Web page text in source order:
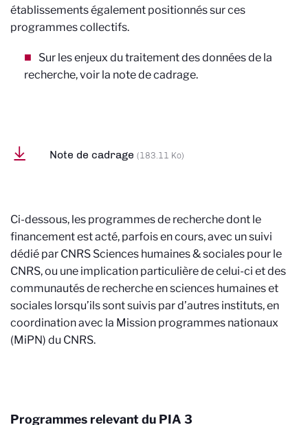
établissements également positionnés sur ces
programmes collectifs.
Sur les enjeux du traitement des données de la
recherche, voir la note de cadrage.
Note de cadrage (183.11 Ko)
Ci-dessous, les programmes de recherche dont le
financement est acté, parfois en cours, avec un suivi
dédié par CNRS Sciences humaines & sociales pour le
CNRS, ou une implication particulière de celui-ci et des
communautés de recherche en sciences humaines et
sociales lorsqu’ils sont suivis par d’autres instituts, en
coordination avec la Mission programmes nationaux
(MiPN) du CNRS.
Programmes relevant du PIA 3